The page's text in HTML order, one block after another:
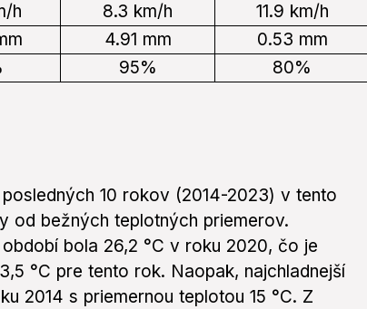
h 8.3 km/h
11.9 km/h
4.91 mm
0.53 mm
95% 80%
10 rokov (2014-2023) v tento
od bežných teplotných priemerov.
bola 26,2 °C v roku 2020, čo je
°C pre tento rok. Naopak, najchladnejší
2014 s priemernou teplotou 15 °C. Z